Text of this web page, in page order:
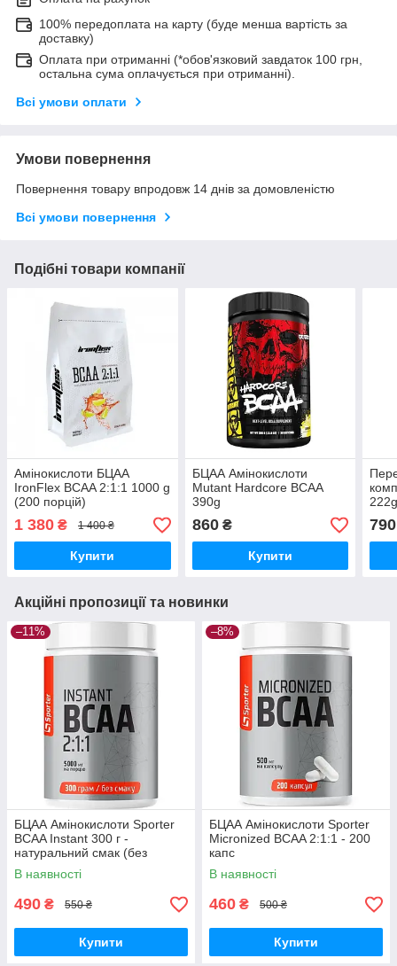
100% передоплата на карту (буде менша вартість за
доставку)
Оплата при отриманні (*обов'язковий завдаток 100 грн,
остальна сума оплачується при отриманні).
Всі умови оплати
Умови повернення
Повернення товару впродовж 14 днів за домовленістю
Всі умови повернення
Подібні товари компанії
Амінокислоти БЦАА
IronFlex BCAA 2:1:1 1000 g
(200 порцій)
1 380 ₴ 1 400 ₴
Купити
БЦАА Амінокислоти
Mutant Hardcore BCAA
390g
860₴
Купити
790
Акційні пропозиції та новинки
–11%
БЦАА Амінокислоти Sporter
BCAA Instant 300 г -
натуральний смак (без
смаку)
В наявності
490 ₴ 550 ₴
Купити
–8%
БЦАА Амінокислоти Sporter
Micronized BCAA 2:1:1 - 200
капс
В наявності
460 ₴ 500 ₴
Купити